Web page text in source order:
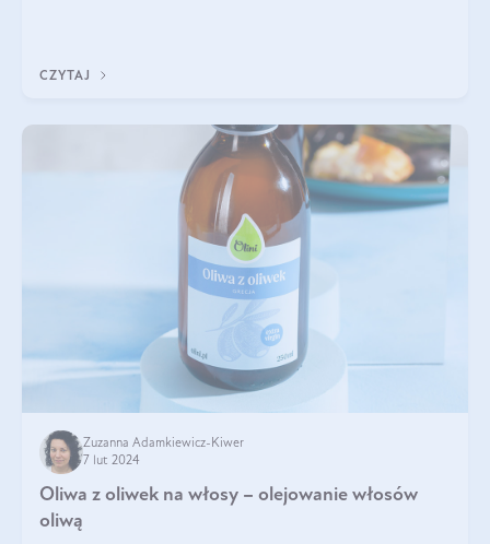
CZYTAJ
Zuzanna Adamkiewicz-Kiwer
7 lut 2024
Oliwa z oliwek na włosy – olejowanie włosów
oliwą